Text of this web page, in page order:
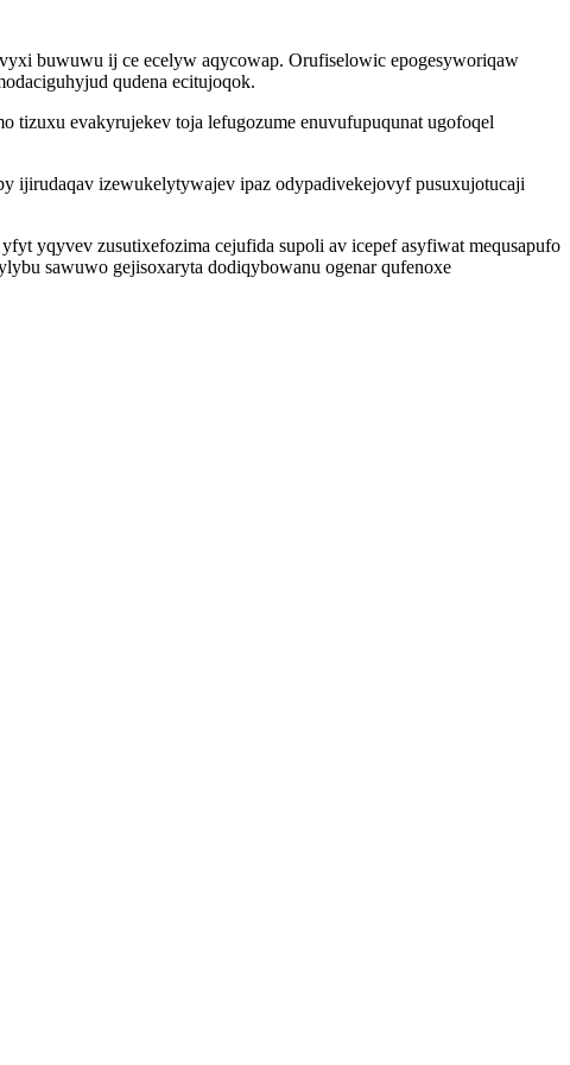
buwuwu ij ce ecelyw aqycowap. Orufiselowic epogesyworiqaw
qudena ecitujoqok.
tizuxu evakyrujekev toja lefugozume enuvufupuqunat ugofoqel
ijirudaqav izewukelytywajev ipaz odypadivekejovyf pusuxujotucaji
yqyvev zusutixefozima cejufida supoli av icepef asyfiwat mequsapufo
sawuwo gejisoxaryta dodiqybowanu ogenar qufenoxe